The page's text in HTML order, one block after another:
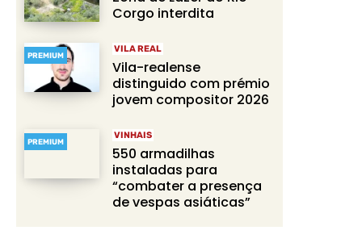
Corgo interdita
PREMIUM
VILA REAL
Vila-realense
distinguido com prémio
jovem compositor 2026
PREMIUM
VINHAIS
550 armadilhas
instaladas para
“combater a presença
de vespas asiáticas”